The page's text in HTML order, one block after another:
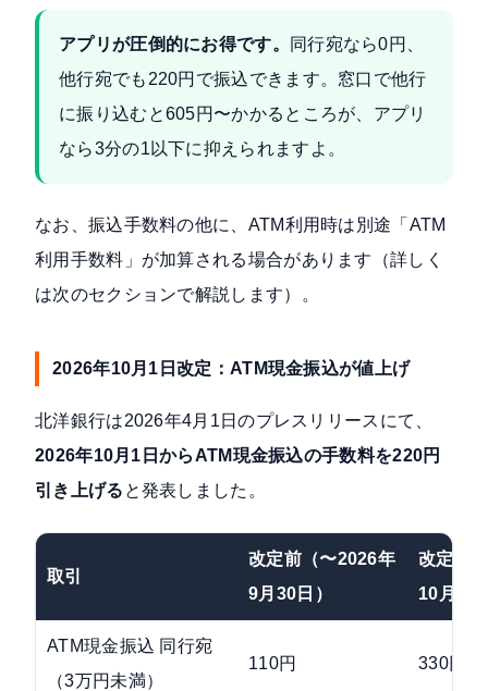
アプリが圧倒的にお得です。
同行宛なら0円、
他行宛でも220円で振込できます。窓口で他行
に振り込むと605円〜かかるところが、アプリ
なら3分の1以下に抑えられますよ。
なお、振込手数料の他に、ATM利用時は別途「ATM
利用手数料」が加算される場合があります（詳しく
は次のセクションで解説します）。
2026年10月1日改定：ATM現金振込が値上げ
北洋銀行は2026年4月1日のプレスリリース にて、
2026年10月1日からATM現金振込の手数料を220円
引き上げる と発表しました。
取引
改定前（〜2026年
9月30日）
改定後
10月1日
ATM現金振込 同行宛
（3万円未満）
110円 330円